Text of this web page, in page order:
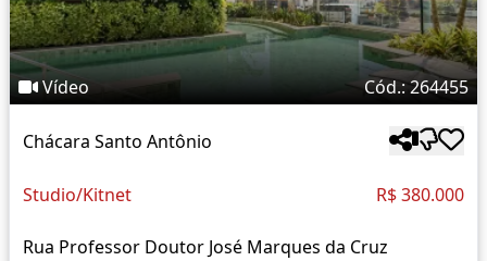
Vídeo Cód.: 264455
Chácara Santo Antônio
Studio/Kitnet R$ 380.000
Rua Professor Doutor José Marques da Cruz